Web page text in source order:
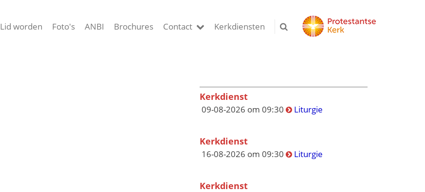
Lid worden Foto's ANBI Brochures Contact Kerkdiensten
Kerkdienst
09-08-2026 om 09:30 Liturgie
Kerkdienst
16-08-2026 om 09:30 Liturgie
Kerkdienst